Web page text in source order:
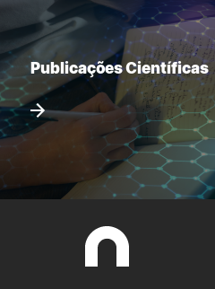
Publicações Científicas